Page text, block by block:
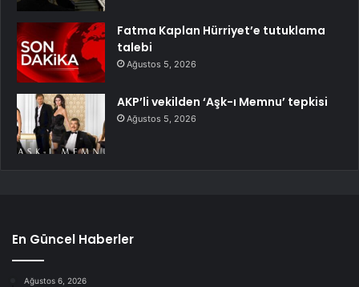
Fatma Kaplan Hürriyet’e tutuklama
talebi
Ağustos 5, 2026
AKP’li vekilden ‘Aşk-ı Memnu’ tepkisi
Ağustos 5, 2026
En Güncel Haberler
Ağustos 6, 2026